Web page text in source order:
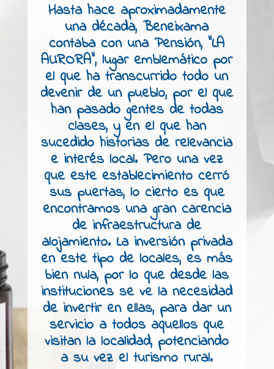
Hasta hace aproximadamente
una década, Beneixama
contaba con una Pensión, “LA
AURORA”, lugar emblemático por
el que ha transcurrido todo un
devenir de un pueblo, por el que
han pasado gentes de todas
clases, y en el que han
sucedido historias de relevancia
e interés local. Pero una vez
que este establecimiento cerró
sus puertas, lo cierto es que
encontramos una gran carencia
de infraestructura de
alojamiento. La inversión privada
en este tipo de locales, es más
bien nula, por lo que desde las
instituciones se ve la necesidad
de invertir en ellas, para dar un
servicio a todos aquellos que
visitan la localidad, potenciando
a su vez el turismo rural.